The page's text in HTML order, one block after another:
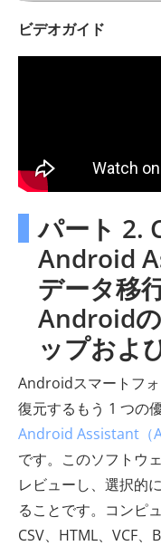
ビデオガイド
パート 2.
Android
データ移
Android
ップおよ
Androidスマートフ
復元するもう 1 つの
Android Assistant（
です。このソフトウ
レビューし、選択的
ることです。コンピ
CSV、HTML、VCF